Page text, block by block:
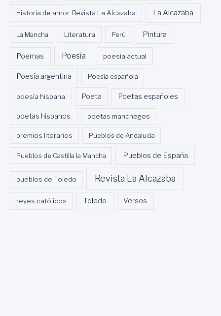
Historia de amor. Revista La Alcazaba La Alcazaba
La Mancha Literatura Perú Pintura
Poemas Poesía poesía actual
Poesía argentina Poesía española
poesía hispana Poeta Poetas españoles
poetas hispanos poetas manchegos
premios literarios Pueblos de Andalucía
Pueblos de Castilla la Mancha Pueblos de España
pueblos de Toledo Revista La Alcazaba
reyes católicos Toledo Versos